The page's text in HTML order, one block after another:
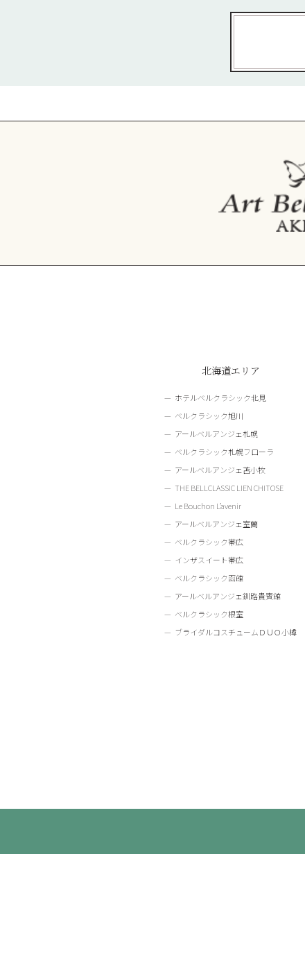
北海道エリア
ホテルベルクラシック北見
ベルクラシック旭川
アールベルアンジェ札幌
ベルクラシック札幌フローラ
アールベルアンジェ苫小牧
THE BELLCLASSIC LIEN CHITOSE
Le Bouchon L’avenir
アールベルアンジェ室蘭
ベルクラシック帯広
インザスイート帯広
ベルクラシック函館
アールベルアンジェ釧路貴賓館
ベルクラシック根室
ブライダルコスチュームＤＵＯ小樽